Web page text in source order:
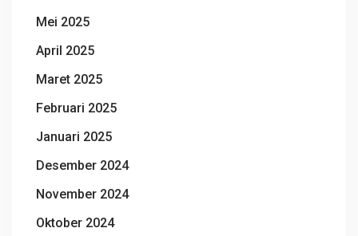
Mei 2025
April 2025
Maret 2025
Februari 2025
Januari 2025
Desember 2024
November 2024
Oktober 2024